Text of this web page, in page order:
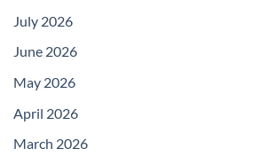
July 2026
June 2026
May 2026
April 2026
March 2026